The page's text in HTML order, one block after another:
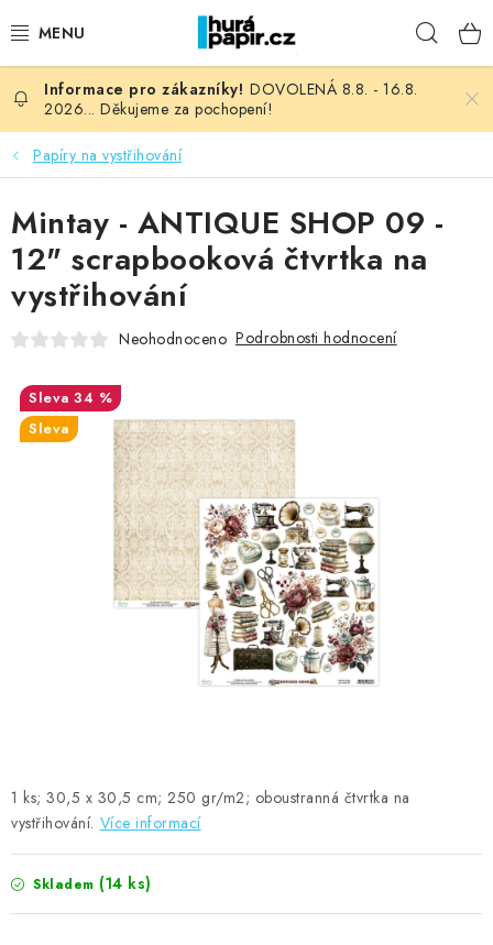
na
NOVINKY
HURÁ DÍLNA
VŠECHNO ZBOŽÍ
KNIHAŘSKÝ MATERIÁL
OBLÍBENÉ ♥️
FOTORECENZE
MOJE OBJEDNÁVKA
Kontakty Moje objednávka
Oblíbené ♥️
Obchodní podmínky
Podmínky ochrany osobních údajů
Ověřování recenzí
DOVOLENÁ 8.8. - 16.8.
2026... Děkujeme za pochopení!
Papíry na vystřihování
1 ks; 30,5 x 30,5 cm; 250 gr/m2; oboustranná čtvrtka na
vystřihování. Více informací
Skladem (14 ks)
Mintay - ANTIQUE SHOP 09 -
12" scrapbooková čtvrtka na
vystřihování
Neohodnoceno Podrobnosti hodnocení
34 %
Sleva